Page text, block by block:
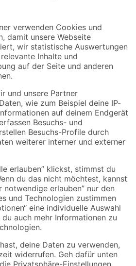
und Aktionen mehr verpassen!
Versandarten
MwSt.. Die dargestellten Angebote sind unter
Die angegebenen Verfügbarkeiten beziehen